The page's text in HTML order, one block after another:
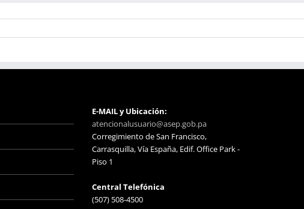
E-MAIL y Ubicación:
atencionalusuario@asep.gob.pa
Corregimiento de San Francisco,
Carrasquilla, Vía España, Edif. Office Park -
Piso 1
Central Telefónica
(507) 508-4500